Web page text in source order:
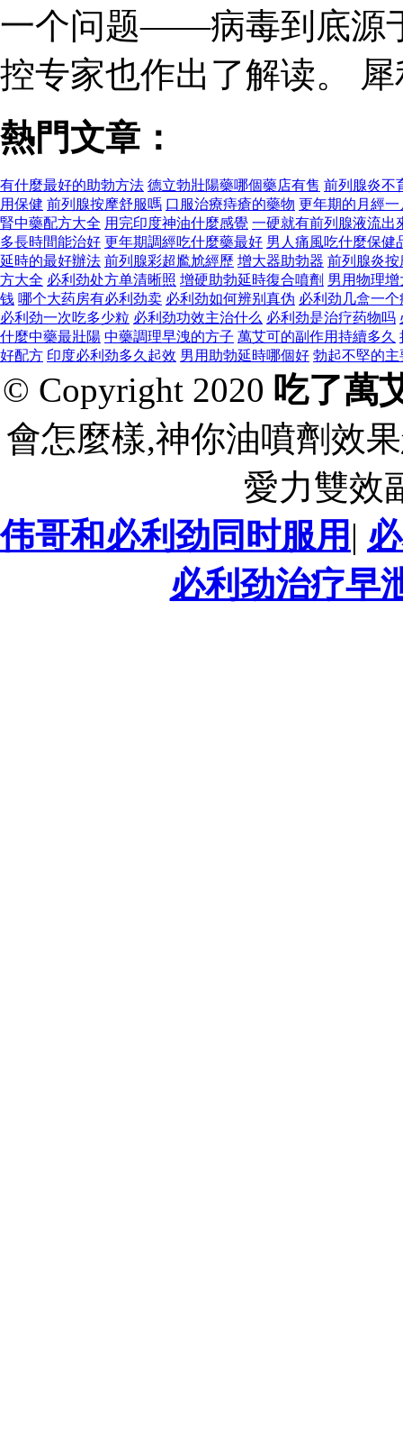
一个问题——病毒到底源
控专家也作出了解读。
熱門文章：
有什麼最好的助勃方法 德立勃壯陽藥哪個藥店有售 前列腺炎不
用保健 前列腺按摩舒服嗎 口服治療痔瘡的藥物 更年期的月經一
腎中藥配方大全 用完印度神油什麼感覺 一硬就有前列腺液流出
多長時間能治好 更年期調經吃什麼藥最好 男人痛風吃什麼保健
延時的最好辦法 前列腺彩超尷尬經歷 增大器助勃器 前列腺炎按
方大全 必利劲处方单清晰照 增硬助勃延時復合噴劑 男用物理
钱 哪个大药房有必利劲卖 必利劲如何辨别真伪 必利劲几盒一个
必利劲一次吃多少粒 必利劲功效主治什么 必利劲是治疗药物吗
什麼中藥最壯陽 中藥調理早洩的方子 萬艾可的副作用持續多久
好配方 印度必利劲多久起效 男用助勃延時哪個好 勃起不堅的主
© Copyright 2020 吃了萬
會怎麼樣,神你油噴劑效
愛力雙效
伟哥和必利劲同时服用 |
必利劲治疗早